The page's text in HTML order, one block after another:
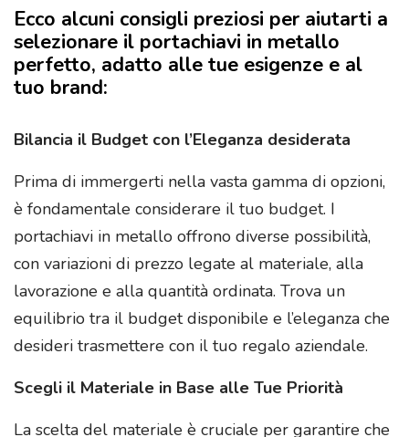
Ecco alcuni consigli preziosi per aiutarti a
selezionare il portachiavi in metallo
perfetto, adatto alle tue esigenze e al
tuo brand:
Bilancia il Budget con l’Eleganza desiderata
Prima di immergerti nella vasta gamma di opzioni,
è fondamentale considerare il tuo budget. I
portachiavi in metallo offrono diverse possibilità,
con variazioni di prezzo legate al materiale, alla
lavorazione e alla quantità ordinata. Trova un
equilibrio tra il budget disponibile e l’eleganza che
desideri trasmettere con il tuo regalo aziendale.
Scegli il Materiale in Base alle Tue Priorità
La scelta del materiale è cruciale per garantire che